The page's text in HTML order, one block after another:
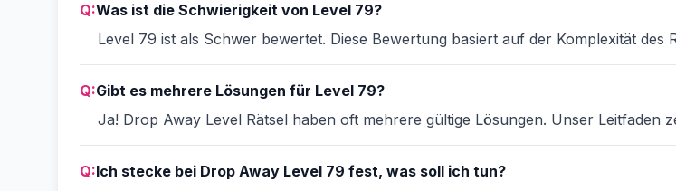
Q:Was ist die Schwierigkeit von Level 79?
Level 79 ist als Schwer bewertet. Diese Bewertung basiert auf der Komplexität des
Q:Gibt es mehrere Lösungen für Level 79?
Ja! Drop Away Level Rätsel haben oft mehrere gültige Lösungen. Unser Leitfaden
Q:Ich stecke bei Drop Away Level 79 fest, was soll ich tun?